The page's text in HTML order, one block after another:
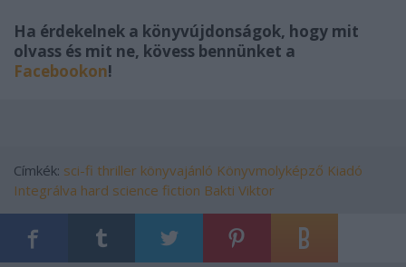
Ha érdekelnek a könyvújdonságok, hogy mit
olvass és mit ne, kövess bennünket a
Facebookon!
Címkék: sci-fi thriller könyvajánló Könyvmolyképző Kiadó
Integrálva hard science fiction Bakti Viktor